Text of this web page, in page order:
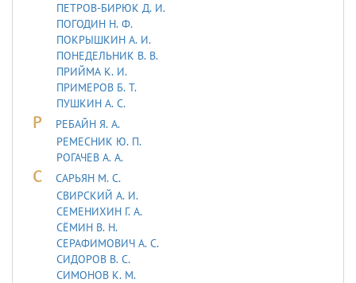
ПЕТРОВ-БИРЮК Д. И.
ПОГОДИН Н. Ф.
ПОКРЫШКИН А. И.
ПОНЕДЕЛЬНИК В. В.
ПРИЙМА К. И.
ПРИМЕРОВ Б. Т.
ПУШКИН А. С.
Р
РЕБАЙН Я. А.
РЕМЕСНИК Ю. П.
РОГАЧЕВ А. А.
С
САРЬЯH М. С.
СВИРСКИЙ А. И.
СЕМЕНИХИН Г. А.
СЁМИН В. Н.
СЕРАФИМОВИЧ А. С.
СИДОРОВ В. С.
СИМОНОВ К. М.